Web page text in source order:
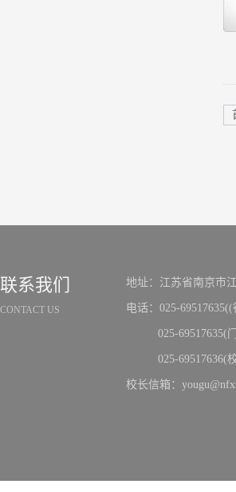
联系我们
CONTACT US
地址：江苏省南京市
电话：025-
025-69517635(门
025-69517636(校
校长信箱：